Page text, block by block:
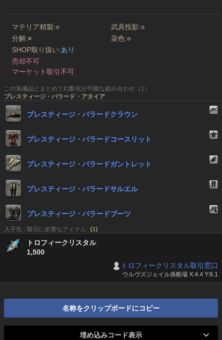
マテリア精製:○ 武具投影:○
分解:× 染色:○
SHOP取り扱い:あり
売却不可
マーケット取引不可
この装備品とまとめて幻影化が可能な組み合わせ（1）
プレスティージ・バラード・アタイア
プレスティージ・バラードクラウン
プレスティージ・バラードコースリット
プレスティージ・バラードガントレット
プレスティージ・バラードサルエル
プレスティージ・バラードブーツ
入手先 : 取引に必要なアイテム (1)
トロフィークリスタル
1,500
トロフィークリスタル取引窓口
ウルヴズジェイル係船場 X:4.4 Y:6.1
名称をクリップボードにコピー
埋め込みコード表示